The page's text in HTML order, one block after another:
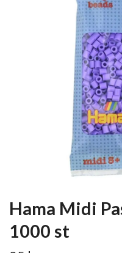
Hama Midi
1000 st